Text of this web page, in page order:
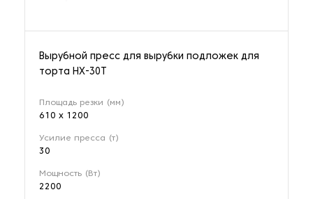
Вырубной пресс для вырубки подложек для
торта HX-30T
Площадь резки (мм)
610 х 1200
Усилие пресса (т)
30
Мощность (Вт)
2200